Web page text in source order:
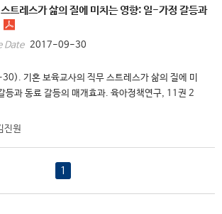
트레스가 삶의 질에 미치는 영향: 일-가정 갈등과
Date 2017-09-30
기혼 보육교사의 직무 스트레스가 삶의 질에 미
등과 동료 갈등의 매개효과. 육아정책연구, 11권 2
진원
1